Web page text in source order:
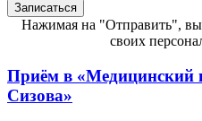
Нажимая на "Отправить", вы
своих
Приём в «Медицинский
Сизова»